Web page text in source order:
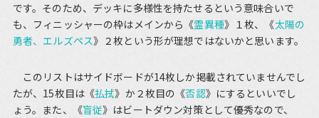
です。そのため、デッキに多様性を持たせるという意味合いで
も、フィニッシャーの枠はメインから《霊異種》１枚、《太陽の
勇者、エルズペス》２枚という形が理想ではないかと思います。
このリストはサイドボードが14枚しか掲載されていませんでし
たが、15枚目は《払拭》か２枚目の《否認》にするといいでし
ょう。また、《盲従》はビートダウン対策として優秀なので、